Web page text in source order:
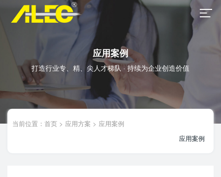
应用案例
打造行业专、精、尖人才梯队 · 持续为企业创造价值
当前位置： 首页 > 应用方案 > 应用案例
应用案例